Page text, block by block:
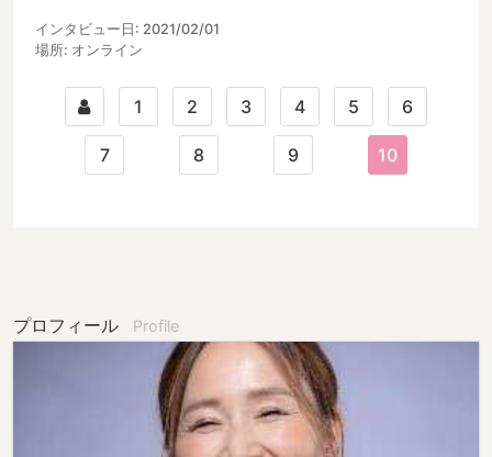
インタビュー日: 2021/02/01
場所: オンライン
1 2 3 4 5 6
7 8 9 10
プロフィール Profile